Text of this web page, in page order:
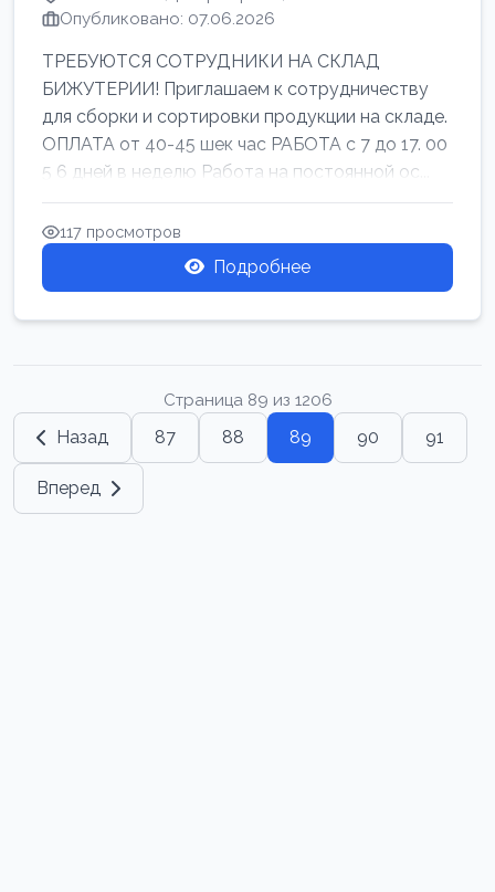
Опубликовано: 07.06.2026
ТРЕБУЮТСЯ СОТРУДНИКИ НА СКЛАД
БИЖУТЕРИИ! Приглашаем к сотрудничеству
для сборки и сортировки продукции на складе.
ОПЛАТА от 40-45 шек час РАБОТА с 7 до 17. 00
5 6 дней в неделю Работа на постоянной ос...
117 просмотров
Подробнее
Страница 89 из 1206
Назад 87 88 89 90 91
Вперед